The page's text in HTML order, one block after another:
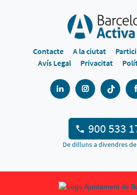
Contacte A la ciutat
Avís Legal
Privacitat
900 533
De dilluns a divendres de